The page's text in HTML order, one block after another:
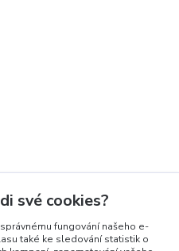
své cookies?
fungování našeho e-
také ke sledování statistik o